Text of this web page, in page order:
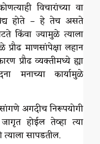
विचारांच्या वा
होते – हे तेच असते
किंवा ज्यामुळे त्याला
माणसांपेक्षा लहान
प्रौढ व्यक्तीमध्ये ह्या
मनाच्या कार्यामुळे
अगदीच निरूपयोगी
होईल तेव्हा त्या
त्याला सापडतील.